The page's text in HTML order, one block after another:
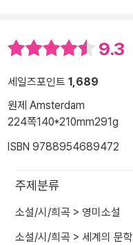
9.3
세일즈포인트 1,689
원제 Amsterdam
224쪽140*210mm291g
ISBN 9788954689472
주제분류
소설/시/희곡 > 영미소설
소설/시/희곡 > 세계의 문학